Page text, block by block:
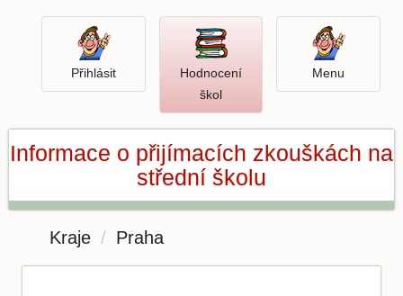
Menu
Hodnocení
školOtevři
hodnocení
PřihlásitPřihlásit
Informace o přijímacích zkouškách na
střední školu
Kraje Praha